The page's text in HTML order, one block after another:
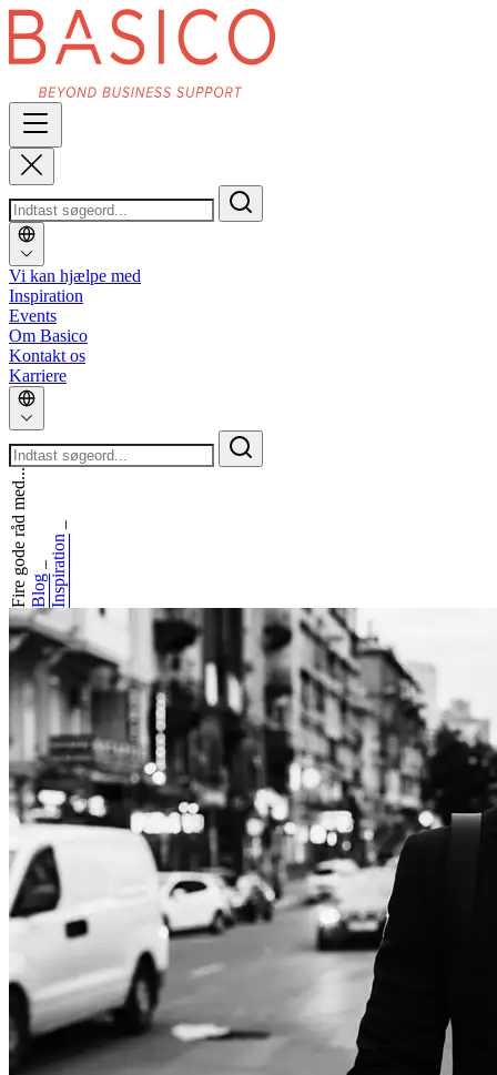
Vi kan hjælpe med
Inspiration
Events
Om Basico
Kontakt os
Karriere
Inspiration
_
Blog
_
Fire gode råd med...